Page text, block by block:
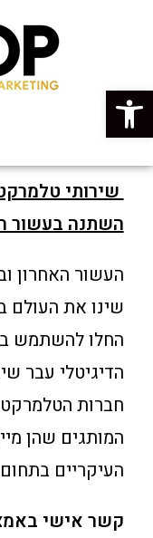
פתח סרגל נגישות
השתנה בעשור
שינו את העולם
החלו להשתמש
הדיגיטלי עבר
חברות
המותגים שהן
העיקריים
קשר אישי